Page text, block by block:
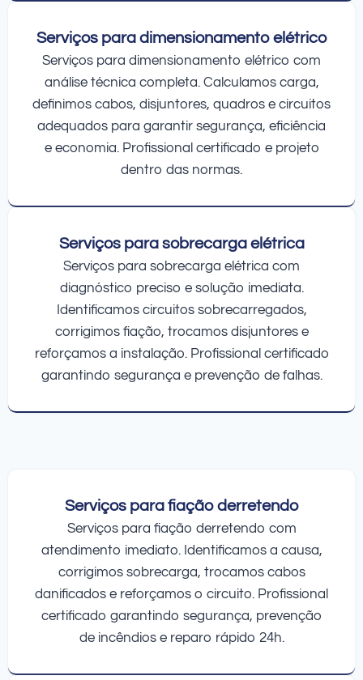
Serviços para dimensionamento elétrico
Serviços para dimensionamento elétrico com
análise técnica completa. Calculamos carga,
definimos cabos, disjuntores, quadros e circuitos
adequados para garantir segurança, eficiência
e economia. Profissional certificado e projeto
dentro das normas.
Serviços para sobrecarga elétrica
Serviços para sobrecarga elétrica com
diagnóstico preciso e solução imediata.
Identificamos circuitos sobrecarregados,
corrigimos fiação, trocamos disjuntores e
reforçamos a instalação. Profissional certificado
garantindo segurança e prevenção de falhas.
Serviços para fiação derretendo
Serviços para fiação derretendo com
atendimento imediato. Identificamos a causa,
corrigimos sobrecarga, trocamos cabos
danificados e reforçamos o circuito. Profissional
certificado garantindo segurança, prevenção
de incêndios e reparo rápido 24h.